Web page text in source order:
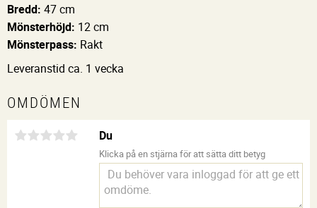
Bredd: 47 cm
Mönsterhöjd: 12 cm
Mönsterpass: Rakt
Leveranstid ca. 1 vecka
OMDÖMEN
Du
Klicka på en stjärna för att sätta ditt betyg